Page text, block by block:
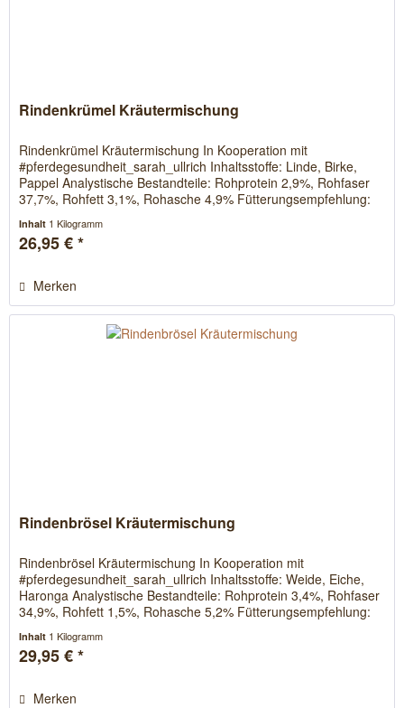
Rindenkrümel Kräutermischung
Rindenkrümel Kräutermischung In Kooperation mit
#pferdegesundheit_sarah_ullrich Inhaltsstoffe: Linde, Birke,
Pappel Analystische Bestandteile: Rohprotein 2,9%, Rohfaser
37,7%, Rohfett 3,1%, Rohasche 4,9% Fütterungsempfehlung:
Inhalt 1 Kilogramm
26,95 € *
Merken
Rindenbrösel Kräutermischung
Rindenbrösel Kräutermischung In Kooperation mit
#pferdegesundheit_sarah_ullrich Inhaltsstoffe: Weide, Eiche,
Haronga Analystische Bestandteile: Rohprotein 3,4%, Rohfaser
34,9%, Rohfett 1,5%, Rohasche 5,2% Fütterungsempfehlung:
Inhalt 1 Kilogramm
29,95 € *
Merken